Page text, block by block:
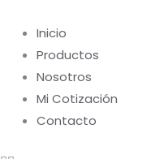
contenido
Inicio
Productos
Nosotros
Mi Cotización
Contacto